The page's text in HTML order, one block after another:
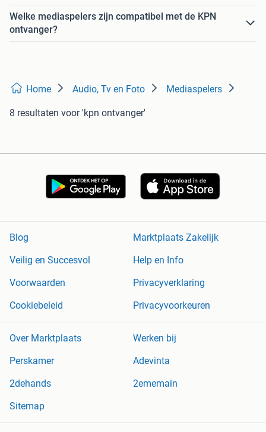
Welke mediaspelers zijn compatibel met de KPN
ontvanger?
Home Audio, Tv en Foto Mediaspelers
8 resultaten voor 'kpn ontvanger'
Blog
Marktplaats Zakelijk
Veilig en Succesvol
Help en Info
Voorwaarden
Privacyverklaring
Cookiebeleid
Privacyvoorkeuren
Over Marktplaats
Werken bij
Perskamer
Adevinta
2dehands
2ememain
Sitemap